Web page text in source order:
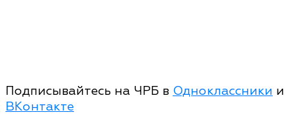
Подписывайтесь на ЧРБ в Одноклассники и
ВКонтакте